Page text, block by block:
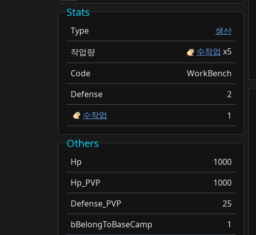
Stats
Type
생산
작업량
수작업 x5
Code
WorkBench
Defense
2
수작업
1
Others
Hp
1000
Hp_PVP
1000
Defense_PVP
25
bBelongToBaseCamp
1